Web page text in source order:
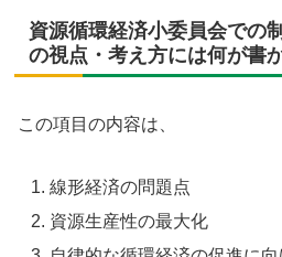
資源循環経済小委員会での
の視点・考え方には何が書
この項目の内容は、
線形経済の問題点
資源生産性の最大化